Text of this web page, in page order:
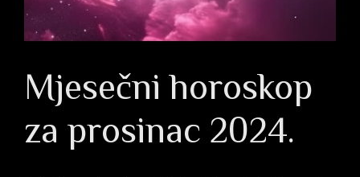
Mjesečni horoskop
za prosinac 2024.